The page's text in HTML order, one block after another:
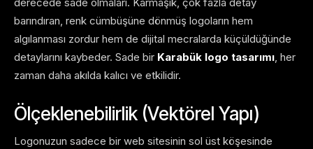
barındıran, renk cümbüşüne dönmüş logoların hem
algılanması zordur hem de dijital mecralarda küçüldüğünde
detaylarını kaybeder. Sade bir Karabük logo tasarımı, her
zaman daha akılda kalıcı ve etkilidir.
Ölçeklenebilirlik (Vektörel Yapı)
Logonuzun sadece bir web sitesinin sol üst köşesinde